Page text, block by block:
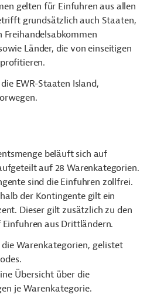
gelten für Einfuhren aus allen
grundsätzlich auch Staaten,
Freihandelsabkommen
Länder, die von einseitigen
EWR-Staaten Island,
beläuft sich auf
auf 28 Warenkategorien.
sind die Einfuhren zollfrei.
der Kontingente gilt ein
Dieser gilt zusätzlich zu den
aus Drittländern.
Warenkategorien, gelistet
Übersicht über die
je Warenkategorie.